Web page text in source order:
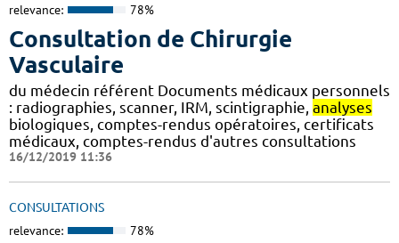
relevance: 78%
Consultation de Chirurgie
Vasculaire
du médecin référent Documents médicaux personnels
: radiographies, scanner, IRM, scintigraphie, analyses
biologiques, comptes-rendus opératoires, certificats
médicaux, comptes-rendus d'autres consultations
16/12/2019 11:36
CONSULTATIONS
relevance: 78%